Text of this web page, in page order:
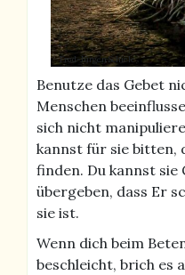
Fred-Jürgen Schiele
Benutze das Gebet
Menschen
sich nicht
kannst für sie bitten,
finden. Du kannst
übergeben, dass Er
sie ist.
Wenn dich beim
beschleicht, brich es